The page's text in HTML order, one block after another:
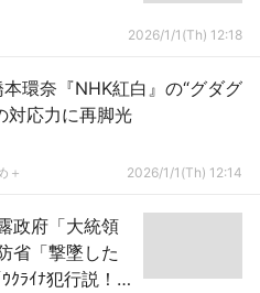
2026/1/1(Th) 12:18
環奈『NHK紅白』の“グダグ
対応力に再脚光
＋ 2026/1/1(Th) 12:14
政府「大統領
省「撃墜した
ﾗｲﾅ犯行説！」